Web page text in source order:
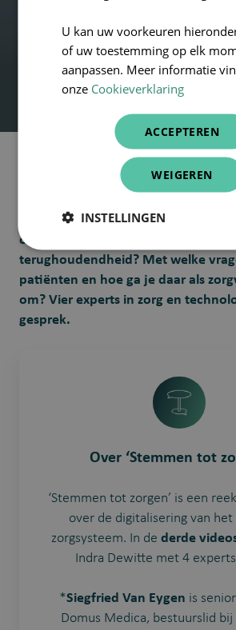
5 minuten leestijd 28-okt-
AI kan het leven van
die evolutie? Zijn ze klaar om AI bij
omarmen of overheerst toch nog
terughoudendheid? Met welke
patiënten en hoe ga je daar als
om? Vier experts in zorg en
gesprek.
Over ‘Stemmen tot
‘Stemmen tot zorgen’ is een
over de digitalisering van het
zorgsysteem. In de derde
Indra Dewitte met 4
*Siegfried Van Eygen is
Domus Medica, bestuurslid bij
U kan uw voorkeuren
of uw toestemming op elk
aanpassen. Meer informatie
onze Cookieverklaring
ACCEPTEREN
WEIGEREN
INSTELLINGEN